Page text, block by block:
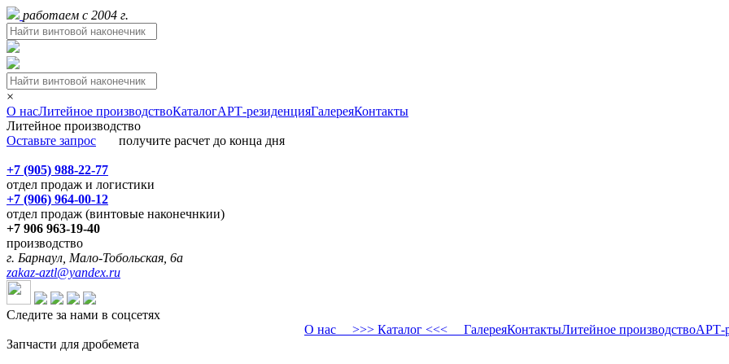
работаем с 2004 г.
×
О насЛитейное производствоКаталогАРТ-резиденцияГалереяКонтакты
Литейное производство
Оставьте запрос получите расчет до конца дня
+7 (905) 988-22-77
отдел продаж и логистики
+7 (906) 964-00-12
отдел продаж (винтовые наконечнкии)
+7 906 963-19-40
производство
г. Барнаул, Мало-Тобольская, 6а
zakaz-aztl@yandex.ru
Следите за нами в соцсетях
О нас >>> Каталог <<< ГалереяКонтактыЛитейное производствоАРТ-
Запчасти для дробемета